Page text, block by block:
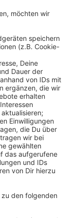
Läden
sehen keine
im
Betreiber
und
seien
oder